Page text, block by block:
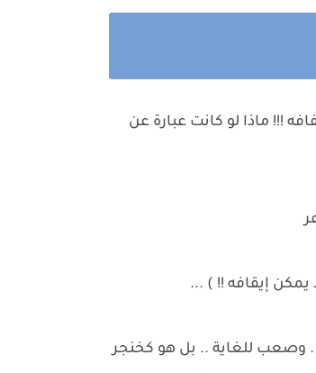
!!! ماذا لو كانت عبارة عن
يمكن إيقافه !! ) ...
.. وصعب للغاية .. بل هو كخنجر